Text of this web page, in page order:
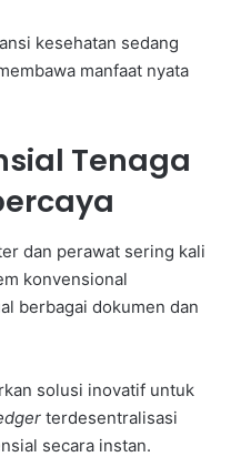
kesehatan sedang
manfaat nyata
Tenaga
dan perawat sering kali
konvensional
berbagai dokumen dan
solusi inovatif untuk
terdesentralisasi
secara instan.